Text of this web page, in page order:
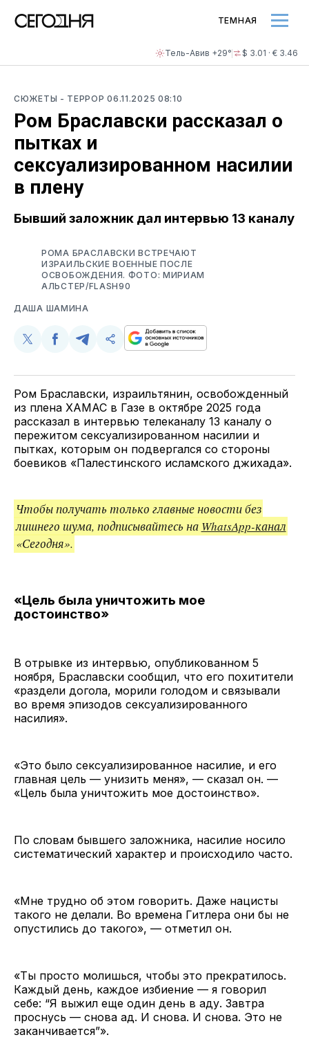
Тель-Авив +29° $ 3.01 · € 3.46
ТЕМНАЯ
СЮЖЕТЫ - ТЕРРОР06.11.2025 08:10
Ром Браславски рассказал о
пытках и
сексуализированном насилии
в плену
Бывший заложник дал интервью 13 каналу
РОМА БРАСЛАВСКИ ВСТРЕЧАЮТ
ИЗРАИЛЬСКИЕ ВОЕННЫЕ ПОСЛЕ
ОСВОБОЖДЕНИЯ. ФОТО: МИРИАМ
АЛЬСТЕР/FLASH90
ДАША ШАМИНА
Поделиться
Twitter
Поделиться
Facebook
Поделиться
Telegram
Скопируйте
поделитесь
Ром Браславски, израильтянин, освобожденный
из плена ХАМАС в Газе в октябре 2025 года
рассказал в интервью телеканалу 13 каналу о
пережитом сексуализированном насилии и
пытках, которым он подвергался со стороны
боевиков «Палестинского исламского джихада».
Чтобы получать только главные новости без
лишнего шума, подписывайтесь на WhatsApp-канал
«Сегодня».
«Цель была уничтожить мое
достоинство»
В отрывке из интервью, опубликованном 5
ноября, Браславски сообщил, что его похитители
«раздели догола, морили голодом и связывали
во время эпизодов сексуализированного
насилия».
«Это было сексуализированное насилие, и его
главная цель — унизить меня», — сказал он. —
«Цель была уничтожить мое достоинство».
По словам бывшего заложника, насилие носило
систематический характер и происходило часто.
«Мне трудно об этом говорить. Даже нацисты
такого не делали. Во времена Гитлера они бы не
опустились до такого», — отметил он.
«Ты просто молишься, чтобы это прекратилось.
Каждый день, каждое избиение — я говорил
себе: “Я выжил еще один день в аду. Завтра
проснусь — снова ад. И снова. И снова. Это не
заканчивается”».